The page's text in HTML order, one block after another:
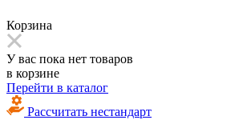
Корзина
У вас пока нет товаров
в корзине
Перейти в каталог
Рассчитать нестандарт